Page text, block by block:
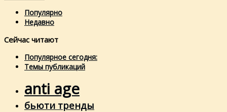
Популярно
Недавно
Сейчас читают
Популярное сегодня:
Темы публикаций
anti age
бьюти тренды